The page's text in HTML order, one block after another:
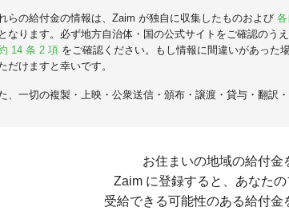
らの給付金の情報は、Zaim が独自に収集したものおよび
なります。必ず地方自治体・国の公式サイトをご確認のう
14 条 2 項 をご確認ください。もし情報に間違いがあった
だけますと幸いです。
、一切の複製・上映・公衆送信・頒布・譲渡・貸与・翻訳
お住まいの地域の給付金
Zaim に登録すると、あなた
受給できる可能性のある給付金